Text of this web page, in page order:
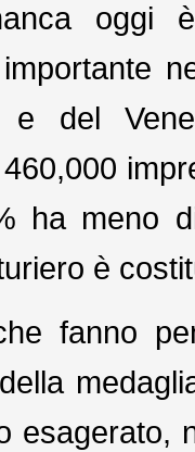
oggi
del
ha meno
è
fanno
esagerato,